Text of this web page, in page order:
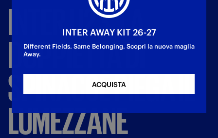
INTERU23,LA
DOPPIETTADI
SPINACCÈPIEGAIL
LUMEZZANE
INTER AWAY KIT 26-27
Different Fields. Same Belonging. Scopri la nuova maglia
Away.
ACQUISTA